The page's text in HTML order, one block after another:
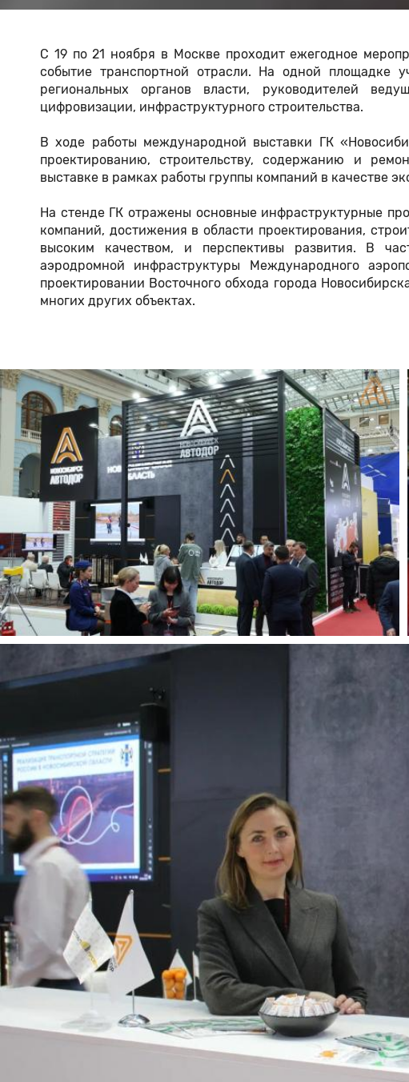
С 19 по 21 ноября в Москве проходит ежегодное
событие транспортной отрасли. На одной площадке
региональных органов власти, руководителей
цифровизации, инфраструктурного строительства.
В ходе работы международной выставки ГК
проектированию, строительству, содержанию и
выставке в рамках работы группы компаний в качестве
На стенде ГК отражены основные инфраструктурные
компаний, достижения в области проектирования,
высоким качеством, и перспективы развития. В
аэродромной инфраструктуры Международного
проектировании Восточного обхода города
многих других объектах.